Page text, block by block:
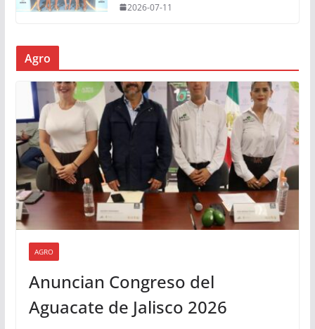
2026-07-11
Agro
AGRO
Anuncian Congreso del
Aguacate de Jalisco 2026